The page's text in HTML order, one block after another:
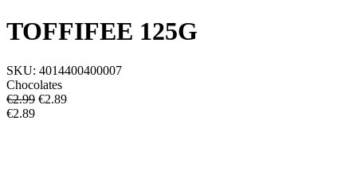
TOFFIFEE 125G
SKU: 4014400400007
Chocolates
€2.99 €2.89
€2.89